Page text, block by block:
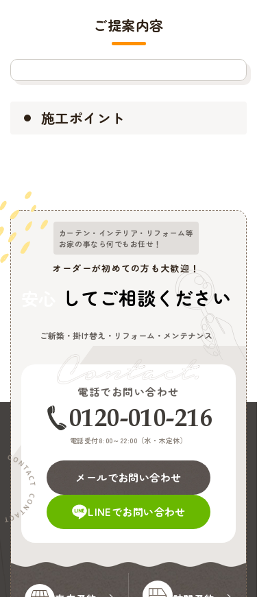
ご提案内容
施工ポイント
カーテン・インテリア・リフォーム等
お家の事なら何でもお任せ！
オーダーが初めての方も大歓迎！
してご相談ください
ご新築・掛け替え・リフォーム・メンテナンス
電話でお問い合わせ
0120-010-216
電話受付8:00～22:00（水・木定休）
メールでお問い合わせ
LINEでお問い合わせ